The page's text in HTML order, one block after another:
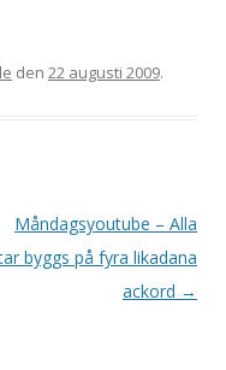
den 22 augusti 2009.
Måndagsyoutube – Alla
byggs på fyra likadana
ackord →